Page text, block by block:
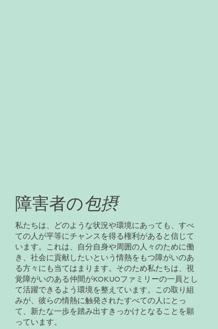
障害者の包摂
私たちは、どのような状況や環境にあっても、すべ
ての人が平等にチャンスを得る権利があると信じて
います。これは、自分自身や周囲の人々のために働
き、社会に貢献したいという情熱をもつ障がいのあ
る方々にも当てはまります。そのため私たちは、視
覚障がいのある仲間がKOKUOファミリーの一員とし
て活躍できるよう環境を整えています。この取り組
みが、彼らの情熱に触発されたすべての人にとっ
て、新たな一歩を踏み出すきっかけとなることを願
っています。